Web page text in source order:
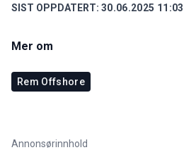
SIST OPPDATERT: 30.06.2025 11:03
Mer om
Rem Offshore
Annonsørinnhold